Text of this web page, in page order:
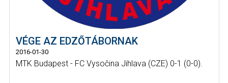
VÉGE AZ EDZŐTÁBORNAK
2016-01-30
MTK Budapest - FC Vysočina Jihlava (CZE) 0-1 (0-0).